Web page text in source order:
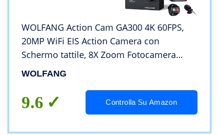
WOLFANG Action Cam GA300 4K 60FPS,
20MP WiFi EIS Action Camera con
Schermo tattile, 8X Zoom Fotocamera
Impermeabile 40M Subacquea
2x1350mAh Batterie e Accessori
WOLFANG
9.6 Controlla Su Amazon